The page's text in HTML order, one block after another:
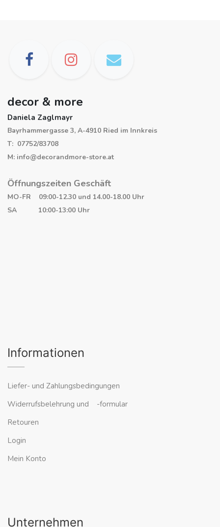
decor & more
Daniela Zaglmayr
Bayrhammergasse 3, A-4910 Ried im Innkreis
T: 07752/83708
M: info@decorandmore-store.at
Öffnungszeiten Geschäft
MO-FR 09:00-12.30 und 14.00-18.00 Uhr
SA 10:00-13:00 Uhr
Informationen
Liefer- und Zahlungsbedingungen
Widerrufsbelehrung und -formular
Retouren
Login
Mein Konto
Unternehmen